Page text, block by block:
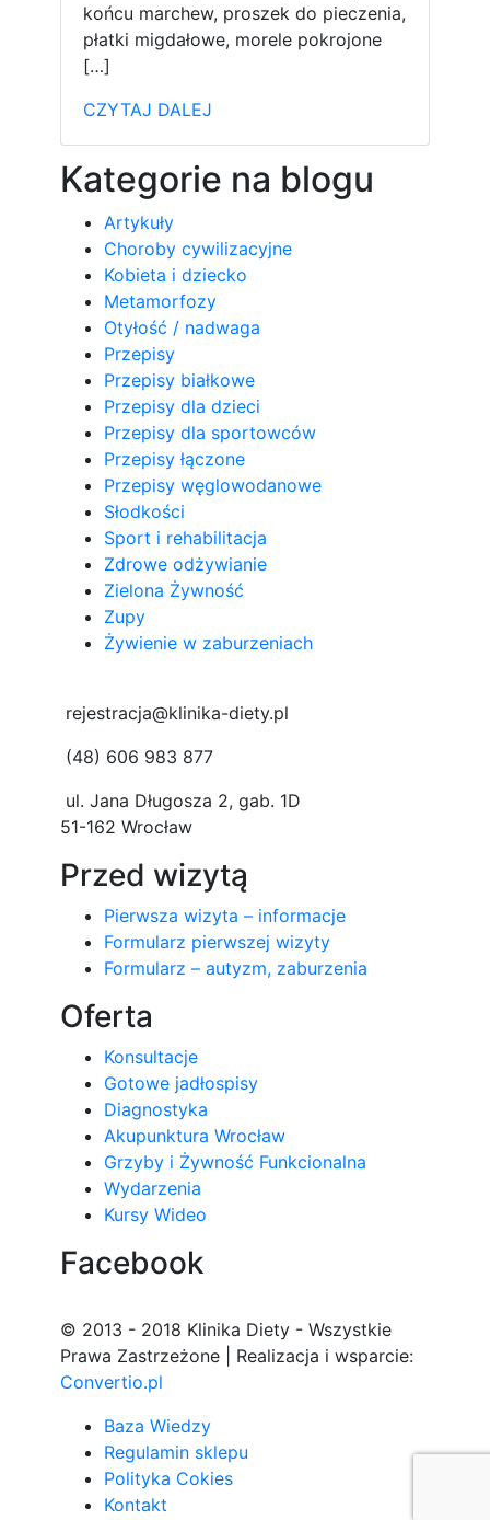
końcu marchew, proszek do pieczenia,
płatki migdałowe, morele pokrojone
[…]
CZYTAJ DALEJ
Kategorie na blogu
Artykuły
Choroby cywilizacyjne
Kobieta i dziecko
Metamorfozy
Otyłość / nadwaga
Przepisy
Przepisy białkowe
Przepisy dla dzieci
Przepisy dla sportowców
Przepisy łączone
Przepisy węglowodanowe
Słodkości
Sport i rehabilitacja
Zdrowe odżywianie
Zielona Żywność
Zupy
Żywienie w zaburzeniach
rejestracja@klinika-diety.pl
(48) 606 983 877
ul. Jana Długosza 2, gab. 1D
51-162 Wrocław
Przed wizytą
Pierwsza wizyta – informacje
Formularz pierwszej wizyty
Formularz – autyzm, zaburzenia
Oferta
Konsultacje
Gotowe jadłospisy
Diagnostyka
Akupunktura Wrocław
Grzyby i Żywność Funkcionalna
Wydarzenia
Kursy Wideo
Facebook
© 2013 - 2018 Klinika Diety - Wszystkie
Prawa Zastrzeżone | Realizacja i wsparcie:
Convertio.pl
Baza Wiedzy
Regulamin sklepu
Polityka Cokies
Kontakt